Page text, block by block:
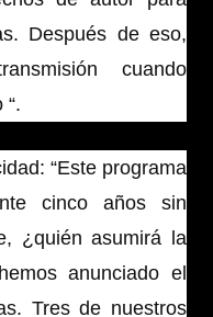
Después de eso,
cuando
“Este programa
cinco años sin
¿quién asumirá la
anunciado el
Tres de nuestros